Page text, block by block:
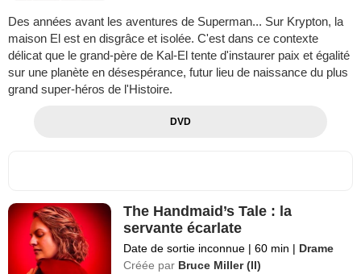
Des années avant les aventures de Superman... Sur Krypton, la
maison El est en disgrâce et isolée. C'est dans ce contexte
délicat que le grand-père de Kal-El tente d'instaurer paix et égalité
sur une planète en désespérance, futur lieu de naissance du plus
grand super-héros de l'Histoire.
DVD
The Handmaid’s Tale : la
servante écarlate
Date de sortie inconnue | 60 min | Drame
Créée par Bruce Miller (II)